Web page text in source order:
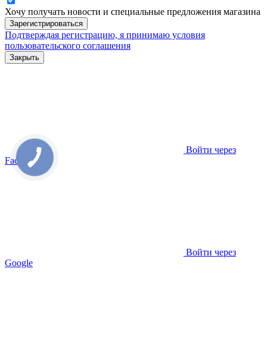
Хочу получать новости и специальные предложения магазина
Зарегистрироваться
Подтверждая регистрацию, я принимаю условия
пользовательского соглашения
Закрыть
Войти через
Facebook
Войти через
Google